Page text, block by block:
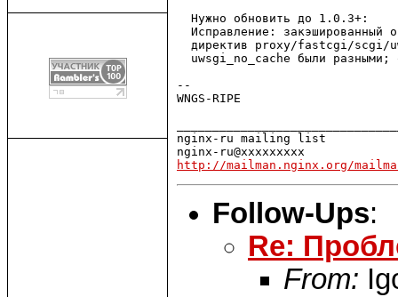
  Нужно обновить до 1.0.3+:
Исправление: закэшированный
директив proxy/fastcgi/
uwsgi_no_cache были
--
WNGS-RIPE
nginx-ru mailing list
http://mailman.nginx.org/
Follow-Ups:
Re:
From: